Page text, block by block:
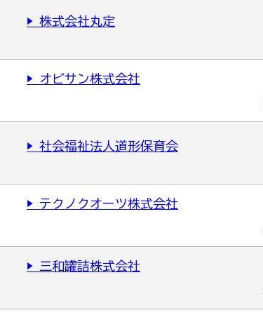
▶ 株式会社丸定
▶ オビサン株式会社
▶ 社会福祉法人道形保育会
▶ テクノクオーツ株式会社
▶ 三和罐詰株式会社